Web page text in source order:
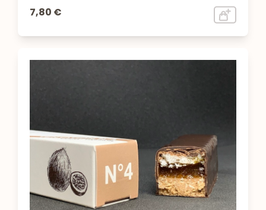
7,80 €